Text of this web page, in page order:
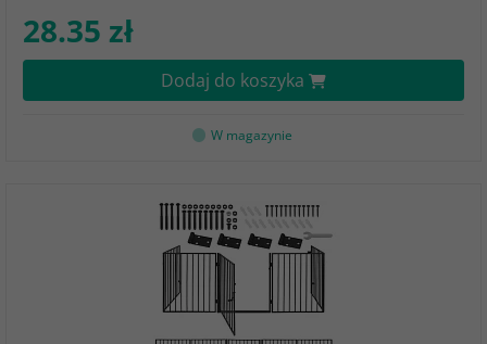
28.35 zł
Dodaj do koszyka
W magazynie